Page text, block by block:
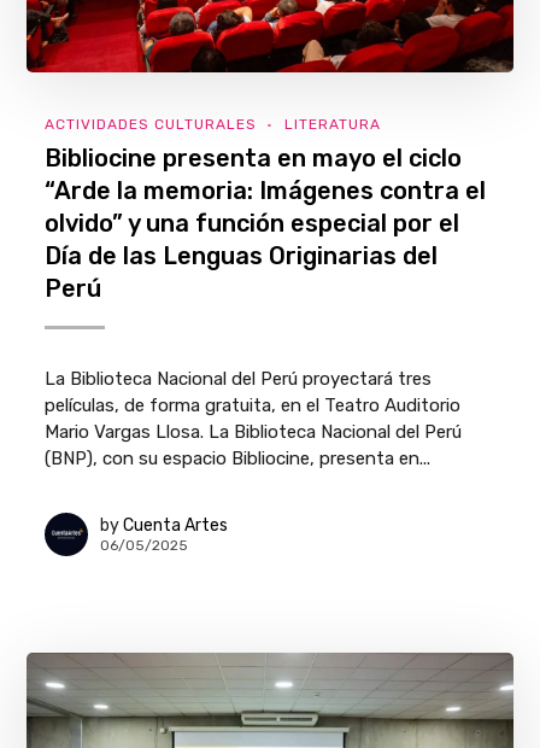
ACTIVIDADES CULTURALES LITERATURA
Bibliocine presenta en mayo el ciclo
“Arde la memoria: Imágenes contra el
olvido” y una función especial por el
Día de las Lenguas Originarias del
Perú
La Biblioteca Nacional del Perú proyectará tres
películas, de forma gratuita, en el Teatro Auditorio
Mario Vargas Llosa. La Biblioteca Nacional del Perú
(BNP), con su espacio Bibliocine, presenta en...
by Cuenta Artes
06/05/2025